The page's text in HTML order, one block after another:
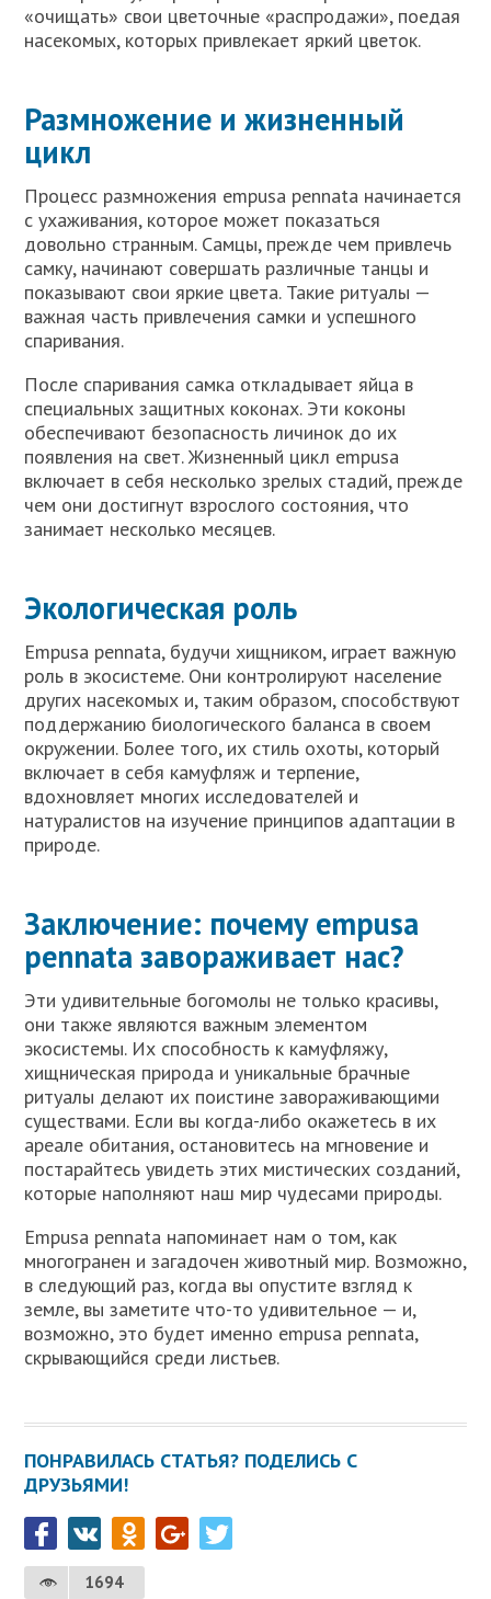
«очищать» свои цветочные «распродажи», поедая
насекомых, которых привлекает яркий цветок.
Размножение и жизненный
цикл
Процесс размножения empusa pennata начинается
с ухаживания, которое может показаться
довольно странным. Самцы, прежде чем привлечь
самку, начинают совершать различные танцы и
показывают свои яркие цвета. Такие ритуалы —
важная часть привлечения самки и успешного
спаривания.
После спаривания самка откладывает яйца в
специальных защитных коконах. Эти коконы
обеспечивают безопасность личинок до их
появления на свет. Жизненный цикл empusa
включает в себя несколько зрелых стадий, прежде
чем они достигнут взрослого состояния, что
занимает несколько месяцев.
Экологическая роль
Empusa pennata, будучи хищником, играет важную
роль в экосистеме. Они контролируют население
других насекомых и, таким образом, способствуют
поддержанию биологического баланса в своем
окружении. Более того, их стиль охоты, который
включает в себя камуфляж и терпение,
вдохновляет многих исследователей и
натуралистов на изучение принципов адаптации в
природе.
Заключение: почему empusa
pennata завораживает нас?
Эти удивительные богомолы не только красивы,
они также являются важным элементом
экосистемы. Их способность к камуфляжу,
хищническая природа и уникальные брачные
ритуалы делают их поистине завораживающими
существами. Если вы когда-либо окажетесь в их
ареале обитания, остановитесь на мгновение и
постарайтесь увидеть этих мистических созданий,
которые наполняют наш мир чудесами природы.
Empusa pennata напоминает нам о том, как
многогранен и загадочен животный мир. Возможно,
в следующий раз, когда вы опустите взгляд к
земле, вы заметите что-то удивительное — и,
возможно, это будет именно empusa pennata,
скрывающийся среди листьев.
ПОНРАВИЛАСЬ СТАТЬЯ? ПОДЕЛИСЬ С
ДРУЗЬЯМИ!
1694